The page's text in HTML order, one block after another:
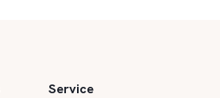
Service